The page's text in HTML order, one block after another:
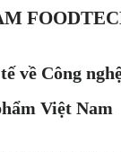
về Công
Việt Nam